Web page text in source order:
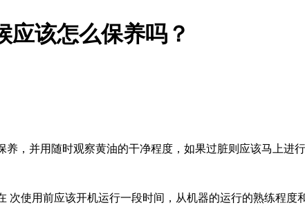
应该怎么保养吗？
，并用随时观察黄油的干净程度，如果过脏则应该马上进
次使用前应该开机运行一段时间，从机器的运行的熟练程